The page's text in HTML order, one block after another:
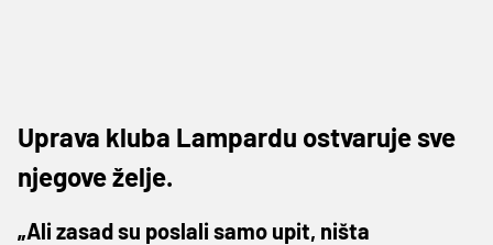
Uprava kluba Lampardu ostvaruje sve
njegove želje.
„Ali zasad su poslali samo upit, ništa